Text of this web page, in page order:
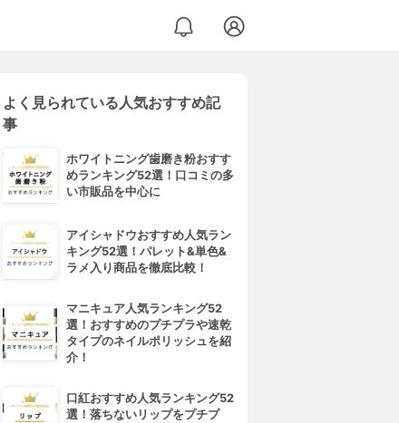
よく見られている人気おすすめ記
事
ホワイトニング歯磨き粉おすす
めランキング52選！口コミの多
い市販品を中心に
アイシャドウおすすめ人気ラン
キング52選！パレット&単色&
ラメ入り商品を徹底比較！
マニキュア人気ランキング52
選！おすすめのプチプラや速乾
タイプのネイルポリッシュを紹
介！
口紅おすすめ人気ランキング52
選！落ちないリップをプチプ